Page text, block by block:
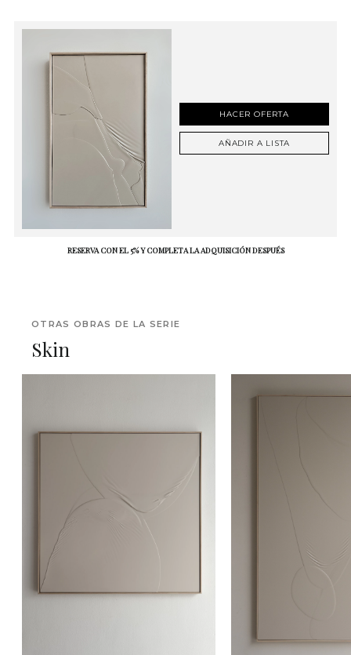
HACER OFERTA
AÑADIR A LISTA
RESERVA CON EL 5% Y COMPLETA LA ADQUISICIÓN DESPUÉS
OTRAS OBRAS DE LA SERIE
Skin